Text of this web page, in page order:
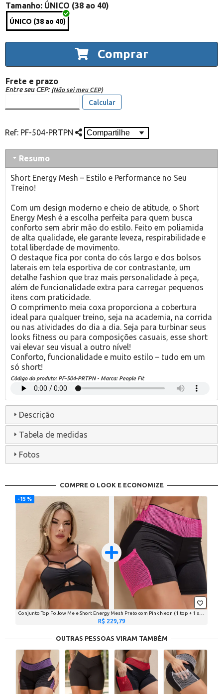
Tamanho: ÚNICO (38 ao 40)
ÚNICO (38 ao 40)
Comprar
Frete e prazo
Entre seu CEP: (Não sei meu CEP)
Calcular
Ref: PF-504-PRTPN
Resumo
Short Energy Mesh – Estilo e Performance no Seu
Treino!
Com um design moderno e cheio de atitude, o Short
Energy Mesh é a escolha perfeita para quem busca
conforto sem abrir mão do estilo. Feito em poliamida
de alta qualidade, ele garante leveza, respirabilidade e
total liberdade de movimento.
O destaque fica por conta do cós largo e dos bolsos
laterais em tela esportiva de cor contrastante, um
detalhe fashion que traz mais personalidade à peça,
além de funcionalidade extra para carregar pequenos
itens com praticidade.
O comprimento meia coxa proporciona a cobertura
ideal para qualquer treino, seja na academia, na corrida
ou nas atividades do dia a dia. Seja para turbinar seus
looks fitness ou para composições casuais, esse short
vai elevar seu visual a outro nível!
Conforto, funcionalidade e muito estilo – tudo em um
só short!
Código do produto: PF-504-PRTPN- Marca: People Fit
Descrição
Tabela de medidas
Fotos
COMPRE O LOOK E ECONOMIZE
15 %
R$ 229,79
OUTRAS PESSOAS VIRAM TAMBÉM